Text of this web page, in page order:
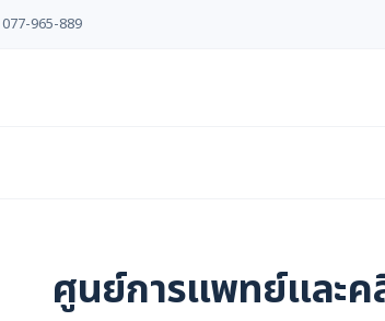
077-965-889
ศูนย์การแพทย์และ